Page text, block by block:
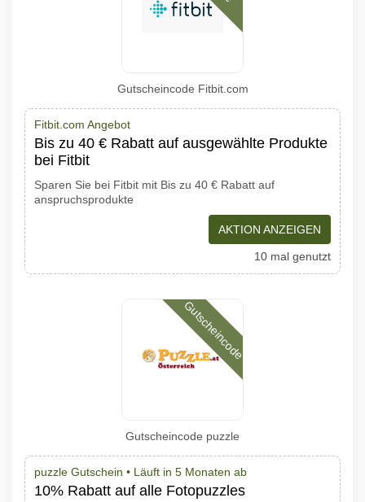
Gutscheincode Fitbit.com
Fitbit.com Angebot
Bis zu 40 € Rabatt auf ausgewählte Produkte
bei Fitbit
Sparen Sie bei Fitbit mit Bis zu 40 € Rabatt auf
anspruchsprodukte
AKTION ANZEIGEN
10 mal genutzt
Gutscheincode
Gutscheincode puzzle
puzzle Gutschein • Läuft in 5 Monaten ab
10% Rabatt auf alle Fotopuzzles